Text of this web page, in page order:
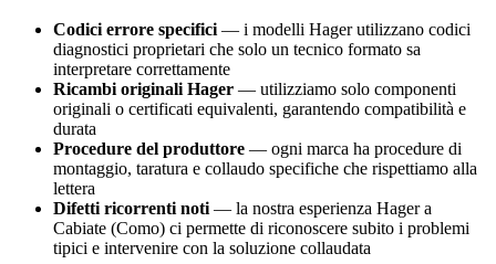
Codici errore specifici — i modelli Hager utilizzano codici
diagnostici proprietari che solo un tecnico formato sa
interpretare correttamente
Ricambi originali Hager — utilizziamo solo componenti
originali o certificati equivalenti, garantendo compatibilità e
durata
Procedure del produttore — ogni marca ha procedure di
montaggio, taratura e collaudo specifiche che rispettiamo alla
lettera
Difetti ricorrenti noti — la nostra esperienza Hager a
Cabiate (Como) ci permette di riconoscere subito i problemi
tipici e intervenire con la soluzione collaudata